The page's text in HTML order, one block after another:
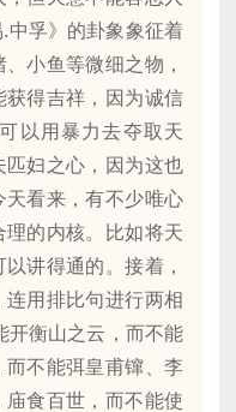
中孚》的卦象象征着
小鱼等微细之物，
得吉祥，因为诚信
以用暴力去夺取天
妇之心，因为这也
看来，有不少唯心
的内核。比如将天
讲得通的。接着，
用排比句进行两相
开衡山之云，而不能
不能弭皇甫镩、李
食百世，而不能使